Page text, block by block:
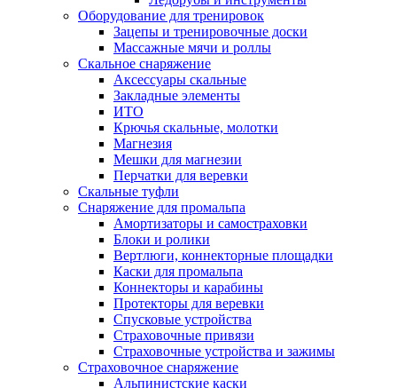
Оборудование для тренировок
Зацепы и тренировочные доски
Массажные мячи и роллы
Скальное снаряжение
Аксессуары скальные
Закладные элементы
ИТО
Крючья скальные, молотки
Магнезия
Мешки для магнезии
Перчатки для веревки
Скальные туфли
Снаряжение для промальпа
Амортизаторы и самостраховки
Блоки и ролики
Вертлюги, коннекторные площадки
Каски для промальпа
Коннекторы и карабины
Протекторы для веревки
Спусковые устройства
Страховочные привязи
Страховочные устройства и зажимы
Страховочное снаряжение
Альпинистские каски